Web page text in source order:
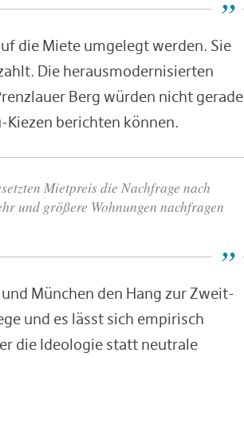
die Miete umgelegt werden. Sie
Die herausmodernisierten
Berg würden nicht gerade
berichten können.
Mietpreis die Nachfrage nach
und größere Wohnungen nachfragen
München den Hang zur Zweit-
und es lässt sich empirisch
die Ideologie statt neutrale